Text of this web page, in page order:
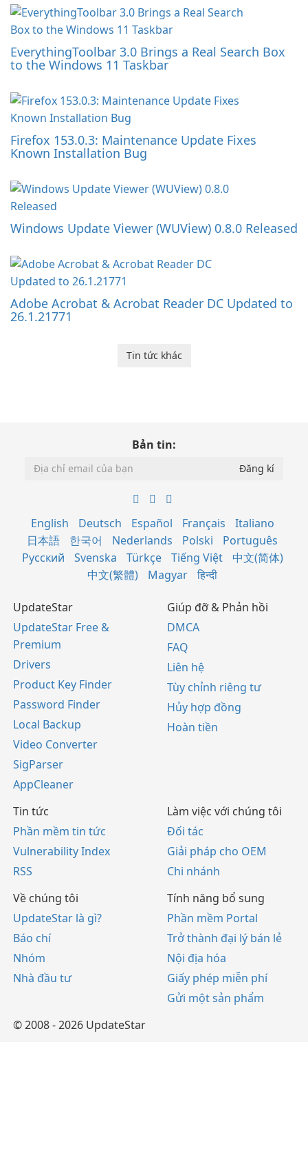
EverythingToolbar 3.0 Brings a Real Search Box
to the Windows 11 Taskbar
Firefox 153.0.3: Maintenance Update Fixes
Known Installation Bug
Windows Update Viewer (WUView) 0.8.0 Released
Adobe Acrobat & Acrobat Reader DC Updated to
26.1.21771
Tin tức khác
Bản tin:
English Deutsch Español Français
Italiano
日本語
한국어 Nederlands Polski
Português
Русский
Svenska Türkçe Tiếng Việt
中文(简体)
中文(繁體)
Magyar हिन्दी
UpdateStar
UpdateStar Free &
Premium
Drivers
Product Key Finder
Password Finder
Local Backup
Video Converter
SigParser
AppCleaner
Giúp đỡ & Phản hồi
DMCA
FAQ
Liên hệ
Tùy chỉnh riêng tư
Hủy hợp đồng
Hoàn tiền
Tin tức
Phần mềm tin tức
Vulnerability Index
RSS
Làm việc với chúng tôi
Đối tác
Giải pháp cho OEM
Chi nhánh
Về chúng tôi
UpdateStar là gì?
Báo chí
Nhóm
Nhà đầu tư
Tính năng bổ sung
Phần mềm Portal
Trở thành đại lý bán lẻ
Nội địa hóa
Giấy phép miễn phí
Gửi một sản phẩm
© 2008 - 2026 UpdateStar